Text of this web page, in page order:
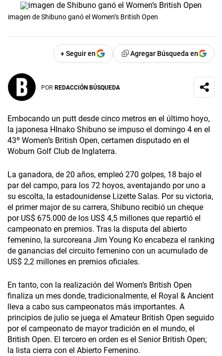
imagen de Shibuno ganó el Women’s British Open
+ Seguir en Agregar Búsqueda en
POR REDACCIÓN BÚSQUEDA
Embocando un putt desde cinco metros en el último hoyo,
la japonesa HInako Shibuno se impuso el domingo 4 en el
43º Women’s British Open, certamen disputado en el
Woburn Golf Club de Inglaterra.
La ganadora, de 20 años, empleó 270 golpes, 18 bajo el
par del campo, para los 72 hoyos, aventajando por uno a
su escolta, la estadounidense Lizette Salas. Por su victoria,
el primer major de su carrera, Shibuno recibió un cheque
por US$ 675.000 de los US$ 4,5 millones que repartió el
campeonato en premios. Tras la disputa del abierto
femenino, la surcoreana Jim Young Ko encabeza el ranking
de ganancias del circuito femenino con un acumulado de
US$ 2,2 millones en premios oficiales.
En tanto, con la realización del Women’s British Open
finaliza un mes donde, tradicionalmente, el Royal & Ancient
lleva a cabo sus campeonatos más importantes. A
principios de julio se juega el Amateur British Open seguido
por el campeonato de mayor tradición en el mundo, el
British Open. El tercero en orden es el Senior British Open;
la lista cierra con el Abierto Femenino.